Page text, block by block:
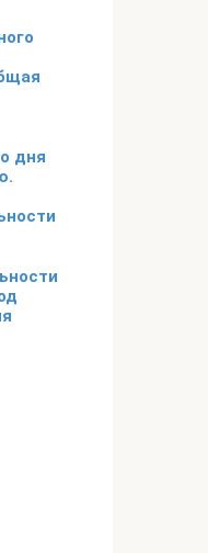
дня